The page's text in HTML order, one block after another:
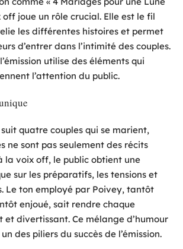
off joue un rôle crucial. Elle est le fil
les différentes histoires et permet
d’entrer dans l’intimité des couples.
utilise des éléments qui
l’attention du public.
quatre couples qui se marient,
ne sont pas seulement des récits
la voix off, le public obtient une
sur les préparatifs, les tensions et
Le ton employé par Poivey, tantôt
enjoué, sait rendre chaque
et divertissant. Ce mélange d’humour
des piliers du succès de l’émission.